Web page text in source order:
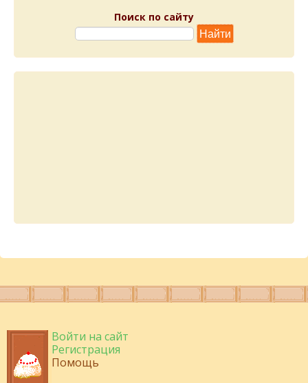
Поиск по сайту
Войти на сайт
Регистрация
Помощь